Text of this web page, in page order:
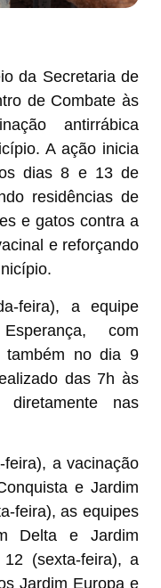
da Secretaria de
de Combate às
antirrábica
A ação inicia
dias 8 e 13 de
residências de
e gatos contra a
e reforçando
feira), a equipe
com
também no dia 9
das 7h às
nas
a vacinação
e Jardim
feira), as equipes
Delta e Jardim
(sexta-feira), a
Jardim Europa e